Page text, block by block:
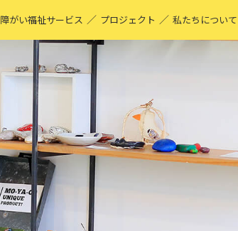
障がい福祉サービス ／ プロジェクト
MO-YA-CO UNIQUE PRODUCT！
アーティストページ
MO-YA-CO キフ
／ 私たちについて